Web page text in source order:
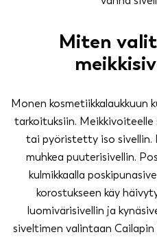
Miten
Monen kosmetiikkalaukkuun
tarkoituksiin. Meikkivoiteelle
tai pyöristetty iso sivellin.
muhkea puuterisivellin.
kulmikkaalla
korostukseen käy
luomivärisivellin ja
siveltimen valintaan